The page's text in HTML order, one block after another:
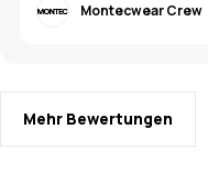
Montecwear Crew
Mehr Bewertungen